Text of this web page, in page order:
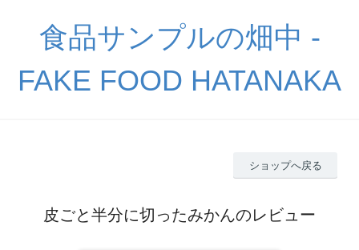
食品サンプルの畑中 -
FAKE FOOD HATANAKA
ショップへ戻る
皮ごと半分に切ったみかんのレビュー